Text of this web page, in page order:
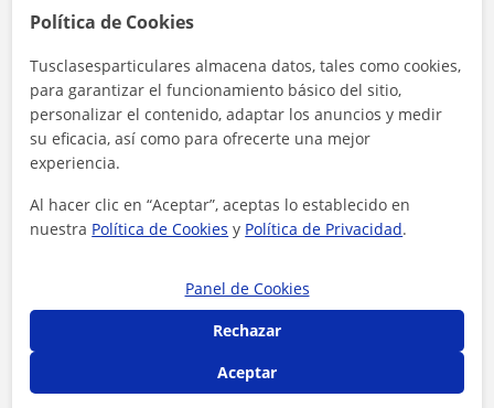
Contacta con Paulí
Tarifa 15€/h
1ª clase gratis
Política de Cookies
Tusclasesparticulares almacena datos, tales como cookies,
para garantizar el funcionamiento básico del sitio,
personalizar el contenido, adaptar los anuncios y medir
su eficacia, así como para ofrecerte una mejor
experiencia.
Al hacer clic en “Aceptar”, aceptas lo establecido en
nuestra Política de Cookies y Política de Privacidad.
Panel de Cookies
Rechazar
Aceptar